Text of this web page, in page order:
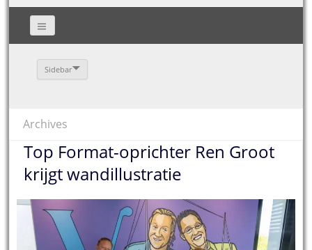
Sidebar
Archives
Top Format-oprichter Ren Groot
krijgt wandillustratie